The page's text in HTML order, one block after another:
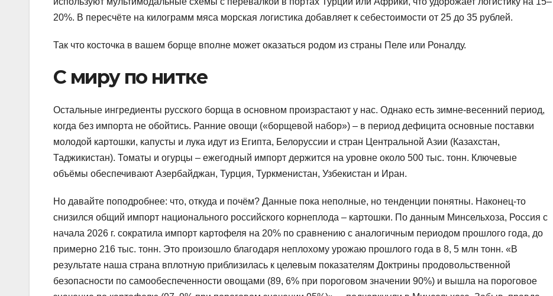
20%. В пересчёте на килограмм мяса морская логистика добавляет к себестоимости от 25 до 35 рублей.
Так что косточка в вашем борще вполне может оказаться родом из страны Пеле или Роналду.
С миру по нитке
Остальные ингредиенты русского борща в основном произрастают у нас. Однако есть зимне-весенний период,
когда без импорта не обойтись. Ранние овощи («борщевой набор») – в период дефицита основные поставки
молодой картошки, капусты и лука идут из Египта, Белоруссии и стран Центральной Азии (Казахстан,
Таджикистан). Томаты и огурцы – ежегодный импорт держится на уровне около 500 тыс. тонн. Ключевые
объёмы обеспечивают Азербайджан, Турция, Туркменистан, Узбекистан и Иран.
Но давайте поподробнее: что, откуда и почём? Данные пока неполные, но тенденции понятны. Наконец-то
снизился общий импорт национального российского корнеплода – картошки. По данным Минсельхоза, Россия с
начала 2026 г. сократила импорт картофеля на 20% по сравнению с аналогичным периодом прошлого года, до
примерно 216 тыс. тонн. Это произошло благодаря неплохому урожаю прошлого года в 8, 5 млн тонн. «В
результате наша страна вплотную приблизилась к целевым показателям Доктрины продовольственной
безопасности по самообеспеченности овощами (89, 6% при пороговом значении 90%) и вышла на пороговое